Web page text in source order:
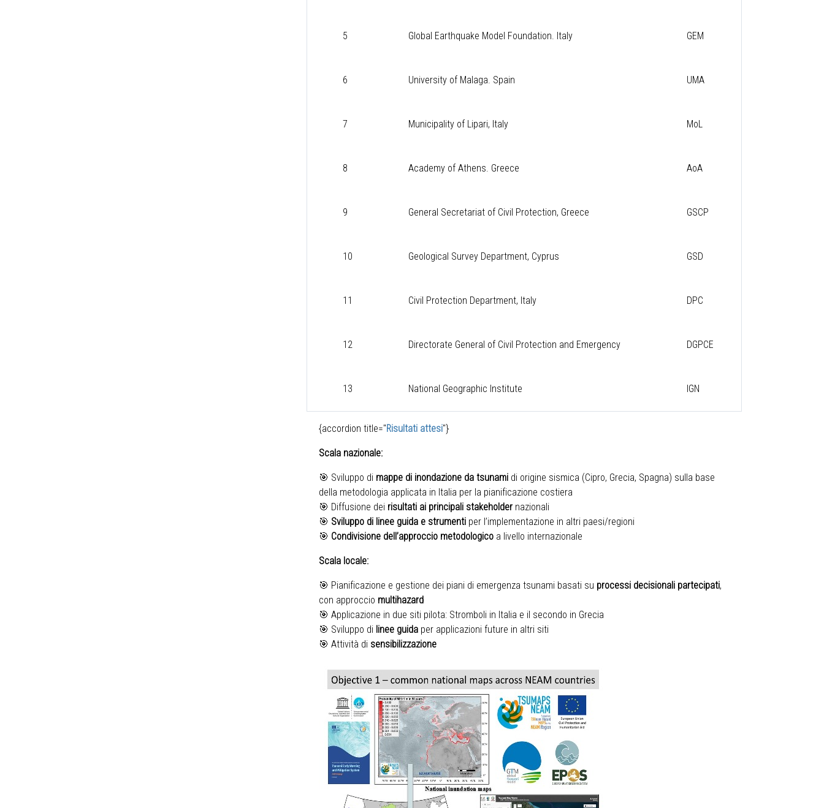
5 Global Earthquake Model Foundation. Italy GEM
6 University of Malaga. Spain UMA
7 Municipality of Lipari, Italy MoL
8 Academy of Athens. Greece AoA
9 General Secretariat of Civil Protection, Greece GSCP
10 Geological Survey Department, Cyprus GSD
11 Civil Protection Department, Italy DPC
12 Directorate General of Civil Protection and Emergency DGPCE
13 National Geographic Institute IGN
{accordion title="Risultati attesi"}
Scala nazionale:
🎯 Sviluppo di mappe di inondazione da tsunami di origine sismica (Cipro, Grecia, Spagna) sulla base
della metodologia applicata in Italia per la pianificazione costiera
🎯 Diffusione dei risultati ai principali stakeholder nazionali
🎯 Sviluppo di linee guida e strumenti per l’implementazione in altri paesi/regioni
🎯 Condivisione dell’approccio metodologico a livello internazionale
Scala locale:
🎯 Pianificazione e gestione dei piani di emergenza tsunami basati su processi decisionali partecipati,
con approccio multihazard
🎯 Applicazione in due siti pilota: Stromboli in Italia e il secondo in Grecia
🎯 Sviluppo di linee guida per applicazioni future in altri siti
🎯 Attività di sensibilizzazione